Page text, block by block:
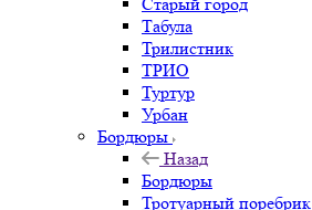
Табула
Трилистник
ТРИО
Туртур
Урбан
Бордюры
Назад
Бордюры
Тротуарный поребрик